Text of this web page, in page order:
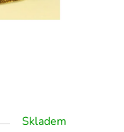
Skladem